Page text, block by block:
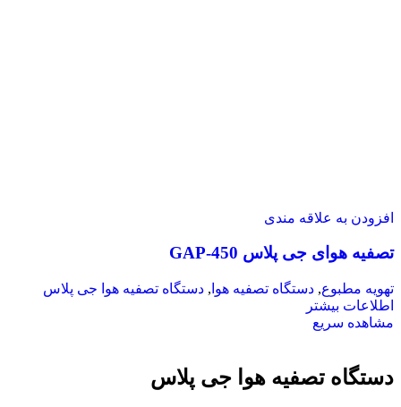
افزودن به علاقه مندی
تصفیه هوای جی پلاس GAP-450
تهویه مطبوع, دستگاه تصفیه هوا , دستگاه تصفیه هوا جی پلاس
اطلاعات بیشتر
مشاهده سریع
دستگاه تصفیه هوا جی پلاس